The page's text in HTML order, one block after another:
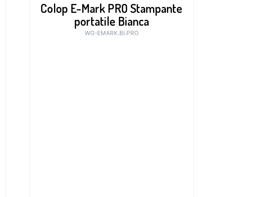
Colop E-Mark PRO Stampante
portatile Bianca
WG-EMARK.BI.PRO